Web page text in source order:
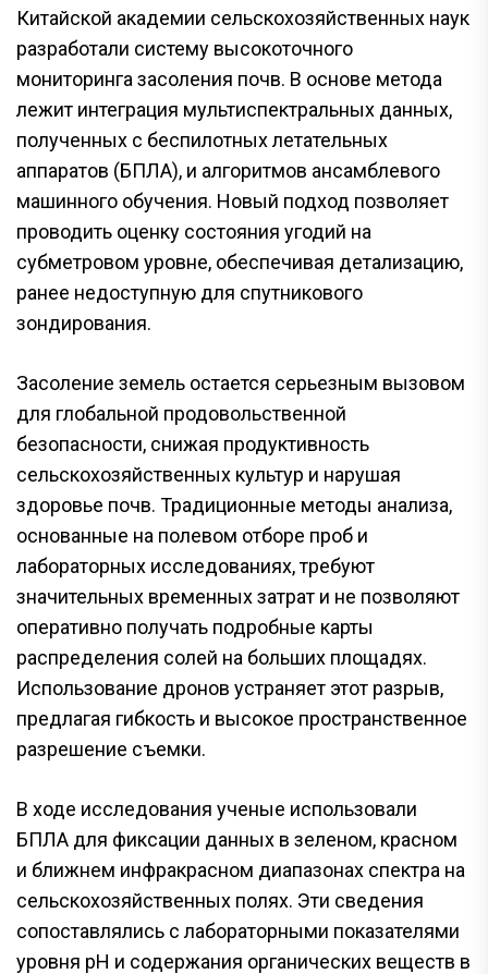
Китайской академии сельскохозяйственных наук
разработали систему высокоточного
мониторинга засоления почв. В основе метода
лежит интеграция мультиспектральных данных,
полученных с беспилотных летательных
аппаратов (БПЛА), и алгоритмов ансамблевого
машинного обучения. Новый подход позволяет
проводить оценку состояния угодий на
субметровом уровне, обеспечивая детализацию,
ранее недоступную для спутникового
зондирования.
Засоление земель остается серьезным вызовом
для глобальной продовольственной
безопасности, снижая продуктивность
сельскохозяйственных культур и нарушая
здоровье почв. Традиционные методы анализа,
основанные на полевом отборе проб и
лабораторных исследованиях, требуют
значительных временных затрат и не позволяют
оперативно получать подробные карты
распределения солей на больших площадях.
Использование дронов устраняет этот разрыв,
предлагая гибкость и высокое пространственное
разрешение съемки.
В ходе исследования ученые использовали
БПЛА для фиксации данных в зеленом, красном
и ближнем инфракрасном диапазонах спектра на
сельскохозяйственных полях. Эти сведения
сопоставлялись с лабораторными показателями
уровня pH и содержания органических веществ в